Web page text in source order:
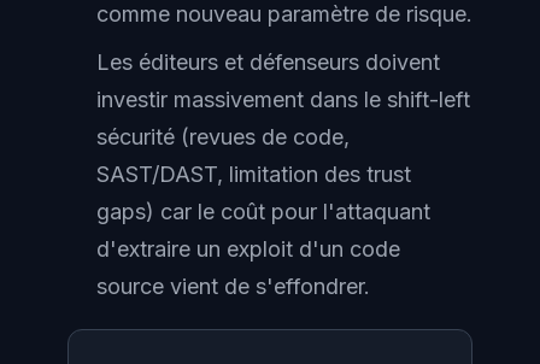
comme nouveau paramètre de risque.
Les éditeurs et défenseurs doivent
investir massivement dans le shift-left
sécurité (revues de code,
SAST/DAST, limitation des trust
gaps) car le coût pour l'attaquant
d'extraire un exploit d'un code
source vient de s'effondrer.